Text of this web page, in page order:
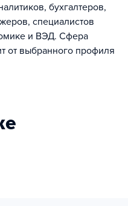
бухгалтеров,
специалистов
и ВЭД. Сфера
от выбранного профиля